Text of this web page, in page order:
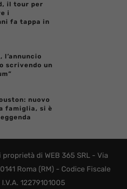
il tour per
i
fa tappa in
l’annuncio
scrivendo un
nuovo
famiglia, si è
di WEB 365 SRL - Via
Roma (RM) - Codice Fiscale
12279101005